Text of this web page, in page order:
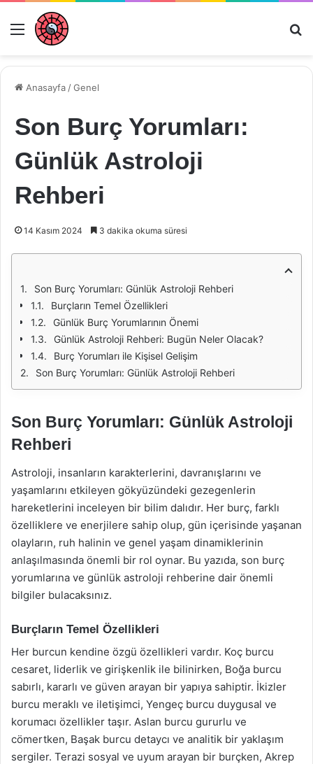
Menü
Anasayfa /Genel
Son Burç Yorumları:
Günlük Astroloji
Rehberi
14 Kasım 2024 3 dakika okuma süresi
Son Burç Yorumları: Günlük Astroloji Rehberi
Burçların Temel Özellikleri
Günlük Burç Yorumlarının Önemi
Günlük Astroloji Rehberi: Bugün Neler Olacak?
Burç Yorumları ile Kişisel Gelişim
Son Burç Yorumları: Günlük Astroloji Rehberi
Son Burç Yorumları: Günlük Astroloji
Rehberi
Astroloji, insanların karakterlerini, davranışlarını ve
yaşamlarını etkileyen gökyüzündeki gezegenlerin
hareketlerini inceleyen bir bilim dalıdır. Her burç, farklı
özelliklere ve enerjilere sahip olup, gün içerisinde yaşanan
olayların, ruh halinin ve genel yaşam dinamiklerinin
anlaşılmasında önemli bir rol oynar. Bu yazıda, son burç
yorumlarına ve günlük astroloji rehberine dair önemli
bilgiler bulacaksınız.
Burçların Temel Özellikleri
Her burcun kendine özgü özellikleri vardır. Koç burcu
cesaret, liderlik ve girişkenlik ile bilinirken, Boğa burcu
sabırlı, kararlı ve güven arayan bir yapıya sahiptir. İkizler
burcu meraklı ve iletişimci, Yengeç burcu duygusal ve
korumacı özellikler taşır. Aslan burcu gururlu ve
cömertken, Başak burcu detaycı ve analitik bir yaklaşım
sergiler. Terazi sosyal ve uyum arayan bir burçken, Akrep